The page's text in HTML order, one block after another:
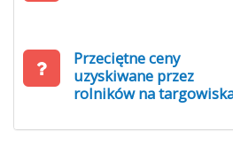
Przeciętne ceny
uzyskiwane przez
rolników na